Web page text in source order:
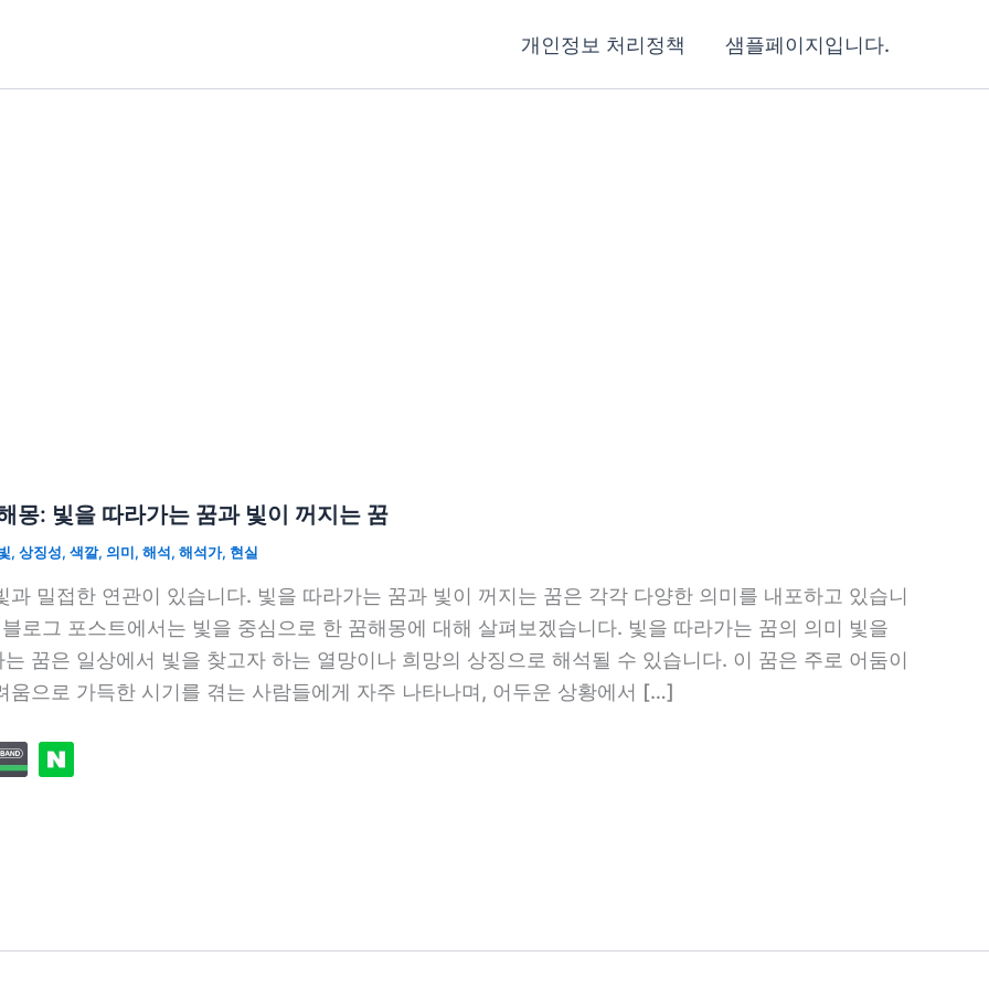
개인정보 처리정책 샘플페이지입니다.
몽: 빛을 따라가는 꿈과 빛이 꺼지는 꿈
, 상징성, 색깔, 의미, 해석, 해석가, 현실
과 밀접한 연관이 있습니다. 빛을 따라가는 꿈과 빛이 꺼지는 꿈은 각각 다양한 의미를 내포하고 있습니
로그 포스트에서는 빛을 중심으로 한 꿈해몽에 대해 살펴보겠습니다. 빛을 따라가는 꿈의 의미 빛을
는 꿈은 일상에서 빛을 찾고자 하는 열망이나 희망의 상징으로 해석될 수 있습니다. 이 꿈은 주로 어둠이
움으로 가득한 시기를 겪는 사람들에게 자주 나타나며, 어두운 상황에서 […]